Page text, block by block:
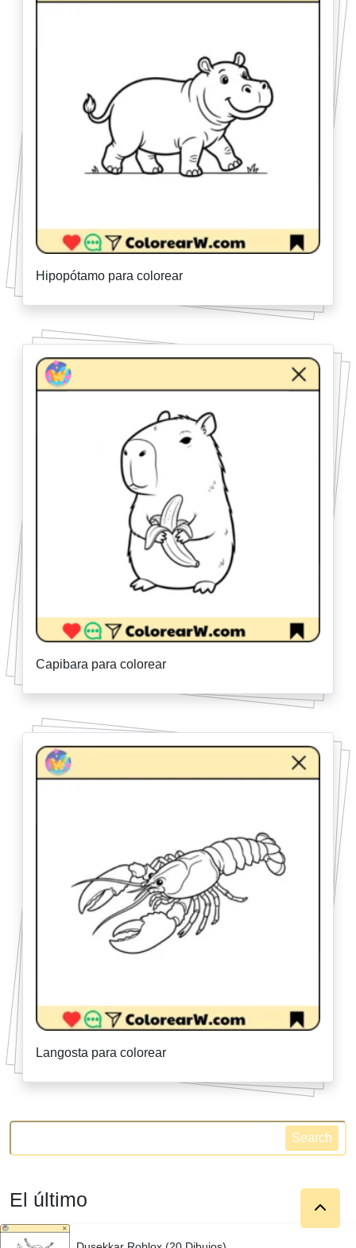
Hipopótamo para colorear
Capibara para colorear
Langosta para colorear
Search
El último